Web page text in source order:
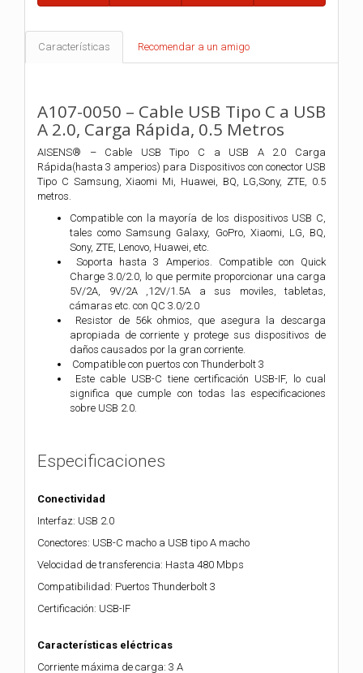
Características Recomendar a un amigo
A107-0050 – Cable USB Tipo C a USB
A 2.0, Carga Rápida, 0.5 Metros
AISENS® – Cable USB Tipo C a USB A 2.0 Carga
Rápida(hasta 3 amperios) para Dispositivos con conector USB
Tipo C Samsung, Xiaomi Mi, Huawei, BQ, LG,Sony, ZTE, 0.5
metros.
Compatible con la mayoría de los dispositivos USB C,
tales como Samsung Galaxy, GoPro, Xiaomi, LG, BQ,
Sony, ZTE, Lenovo, Huawei, etc.
Soporta hasta 3 Amperios. Compatible con Quick
Charge 3.0/2.0, lo que permite proporcionar una carga
5V/2A, 9V/2A ,12V/1.5A a sus moviles, tabletas,
cámaras etc. con QC 3.0/2.0
Resistor de 56k ohmios, que asegura la descarga
apropiada de corriente y protege sus dispositivos de
daños causados por la gran corriente.
Compatible con puertos con Thunderbolt 3
Este cable USB-C tiene certificación USB-IF, lo cual
significa que cumple con todas las especificaciones
sobre USB 2.0.
Especificaciones
Conectividad
Interfaz: USB 2.0
Conectores: USB-C macho a USB tipo A macho
Velocidad de transferencia: Hasta 480 Mbps
Compatibilidad: Puertos Thunderbolt 3
Certificación: USB-IF
Características eléctricas
Corriente máxima de carga: 3 A